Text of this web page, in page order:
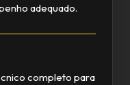
adequado.
completo para